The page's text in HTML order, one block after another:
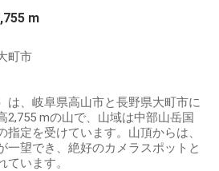
m
町市
は、岐阜県高山市と長野県大町市に
2,755 mの山で、山域は中部山岳国
指定を受けています。山頂からは、
一望でき、絶好のカメラスポットと
ています。